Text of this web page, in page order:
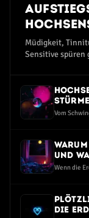
Müdigkeit,
Sensitive spüren
Vom
und
zu tun
Wenn die
die